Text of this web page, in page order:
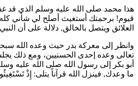
هذا محمد صلى الله عليه وسلم الذي قد غفر
قيوم! برحمتك أستغيث أصلح لي شأني
العلائق ويتصل بالخالق, دلالة على أن
وانظر إلى معركة بدر حيث وعده الله
تعالى وعده إحدى الحسنيين، ومع ذلك
أبو بكر
إلى رسول الله صلى الله عليه
ما وعدك, فينزل الله قرآناً يتلى: إِذْ